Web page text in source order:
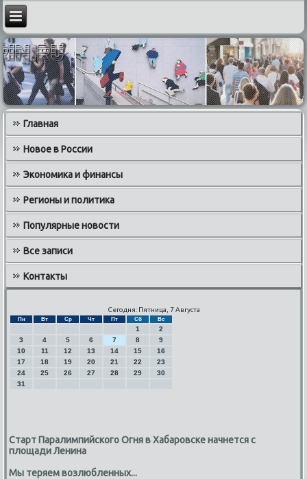
Главная
Новое в России
Экономика и финансы
Регионы и политика
Популярные новости
Все записи
Контакты
Сегодня: Пятница, 7 Августа
Пн Вт Ср Чт Пт Сб Вс
1
2
3
4 5 6 7 8
9
10
11 12 13 14 15
16
17
18 19 20 21 22
23
24
25 26 27 28 29
30
31
Старт Паралимпийского Огня в Хабаровске начнется с
площади Ленина
Мы теряем возлюбленных...